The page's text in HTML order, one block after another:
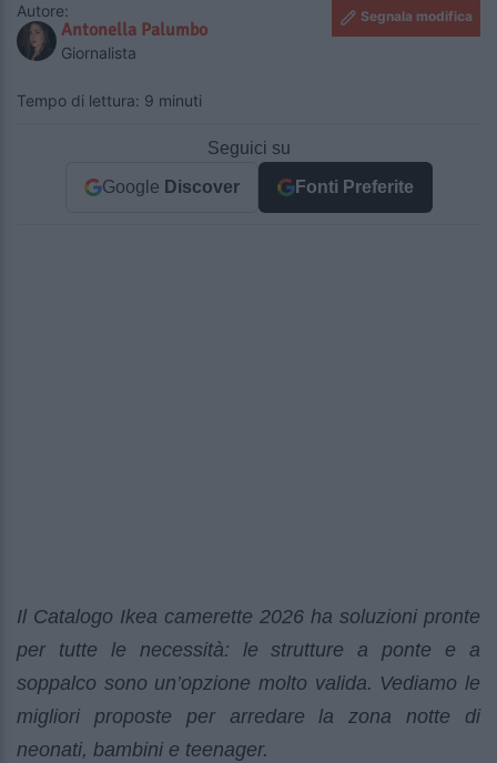
Autore:
Antonella Palumbo
Giornalista
Segnala modifica
Tempo di lettura: 9 minuti
Seguici su
Google Discover Fonti Preferite
Il Catalogo Ikea camerette 2026 ha soluzioni pronte
per tutte le necessità: le strutture a ponte e a
soppalco sono un’opzione molto valida. Vediamo le
migliori proposte per arredare la zona notte di
neonati, bambini e teenager.